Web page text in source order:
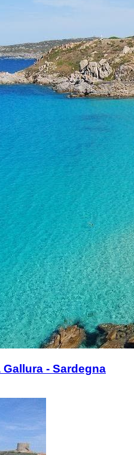
- Sardegna